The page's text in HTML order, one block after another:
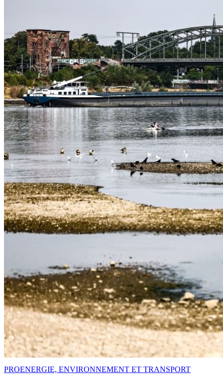
PROENERGIE, ENVIRONNEMENT ET TRANSPORT